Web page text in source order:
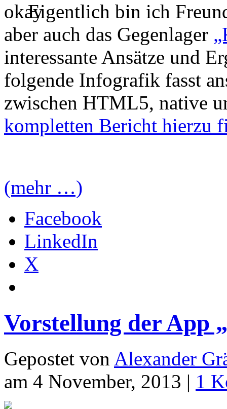
Eigentlich bin ich
aber auch das Gegenlager
interessante Ansätze und
folgende Infografik fasst
zwischen HTML5, native
kompletten Bericht hierzu
(mehr …)
Facebook
LinkedIn
X
Vorstellung der App
Gepostet von Alexander
am 4 November, 2013 | 1